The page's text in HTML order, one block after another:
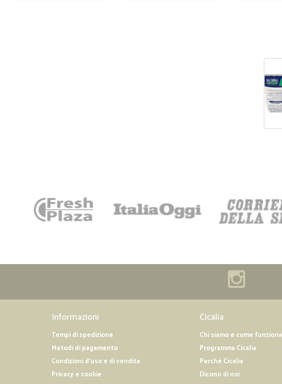
Informazioni
Tempi di spedizione
Metodi di pagamento
Condizioni d'uso e di vendita
Privacy e cookie
Cicalia
Chi siamo e come funziona
Programma Cicalia
Perché Cicalia
Dicono di noi